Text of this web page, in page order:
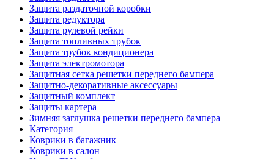
Защита раздаточной коробки
Защита редуктора
Защита рулевой рейки
Защита топливных трубок
Защита трубок кондиционера
Защита электромотора
Защитная сетка решетки переднего бампера
Защитно-декоративные аксессуары
Защитный комплект
Защиты картера
Зимняя заглушка решетки переднего бампера
Категория
Коврики в багажник
Коврики в салон